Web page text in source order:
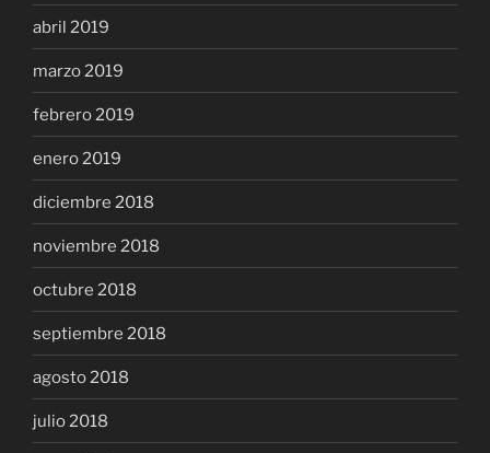
abril 2019
marzo 2019
febrero 2019
enero 2019
diciembre 2018
noviembre 2018
octubre 2018
septiembre 2018
agosto 2018
julio 2018